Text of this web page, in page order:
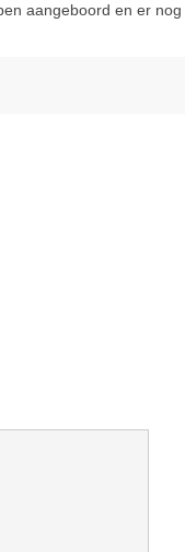
aangeboord en er nog